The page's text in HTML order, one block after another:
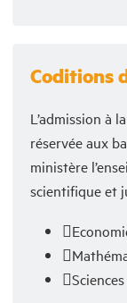
Coditions
L’admission à
réservée aux
ministère
scientifique et